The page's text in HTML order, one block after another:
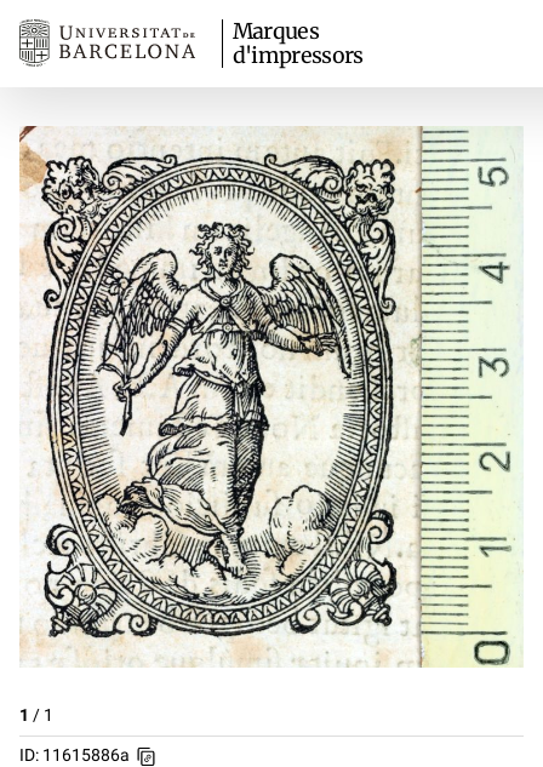
Marques
d'impressors
1 / 1
ID: 11615886a